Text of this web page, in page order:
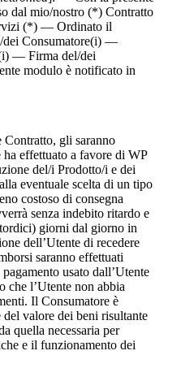
dal mio/nostro (*) Contratto
(*) — Ordinato il
Consumatore(i) —
— Firma del/dei
modulo è notificato in
Contratto, gli saranno
effettuato a favore di WP
del/i Prodotto/i e dei
eventuale scelta di un tipo
costoso di consegna
senza indebito ritardo e
giorni dal giorno in
dell’Utente di recedere
saranno effettuati
usato dall’Utente
che l’Utente non abbia
Il Consumatore è
valore dei beni risultante
quella necessaria per
e il funzionamento dei